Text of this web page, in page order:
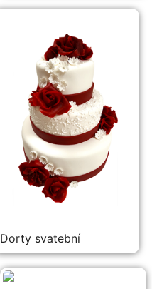
Dorty svatební